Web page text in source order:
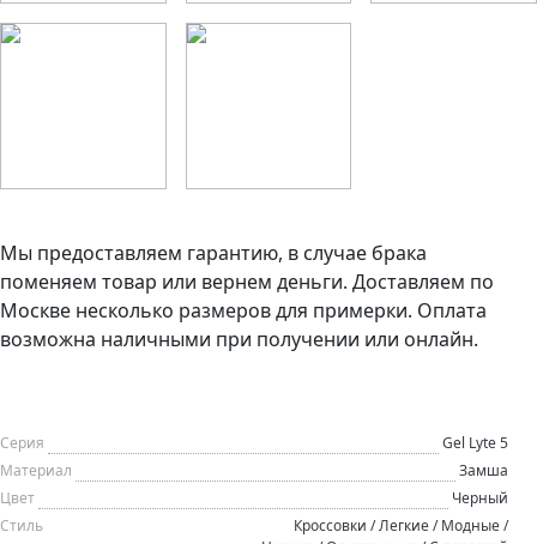
Мы предоставляем гарантию, в случае брака
поменяем товар или вернем деньги. Доставляем по
Москве несколько размеров для примерки. Оплата
возможна наличными при получении или онлайн.
Серия
Gel Lyte 5
Материал
Замша
Цвет
Черный
Стиль
Кроссовки / Легкие / Модные /